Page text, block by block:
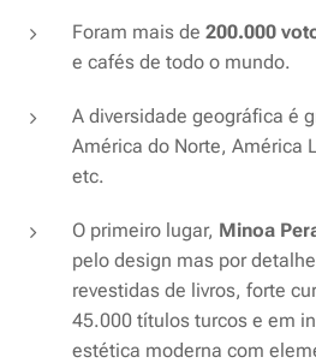
Foram mais de 200.000
e cafés de todo o mundo.
A diversidade geográfica é
América do Norte, América
etc.
O primeiro lugar, Minoa
pelo design mas por
revestidas de livros, forte
45.000 títulos turcos e em
estética moderna com